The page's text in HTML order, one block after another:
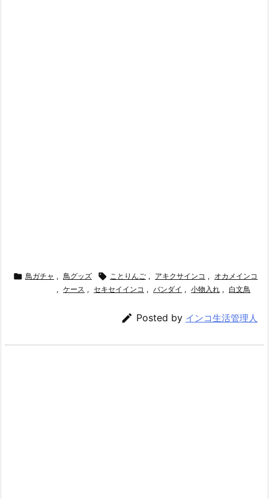
 鳥ガチャ , 鳥グッズ  ことりんご , アキクサインコ , オカメインコ
, ケース , セキセイインコ , バンダイ , 小物入れ , 白文鳥
 Posted by インコ生活管理人